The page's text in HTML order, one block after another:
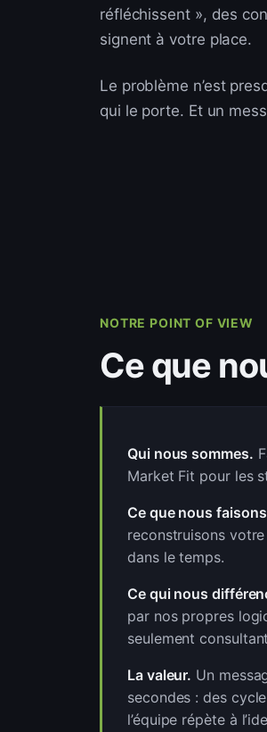
réfléchissent », des
signent à votre place.
Le problème n’est
qui le porte. Et un
NOTRE POINT OF VIEW
Ce que
Qui nous sommes.
Market Fit pour les
Ce que nous
reconstruisons
dans le temps.
Ce qui nous
par nos propres
seulement
La valeur. Un
secondes : des
l’équipe répète à